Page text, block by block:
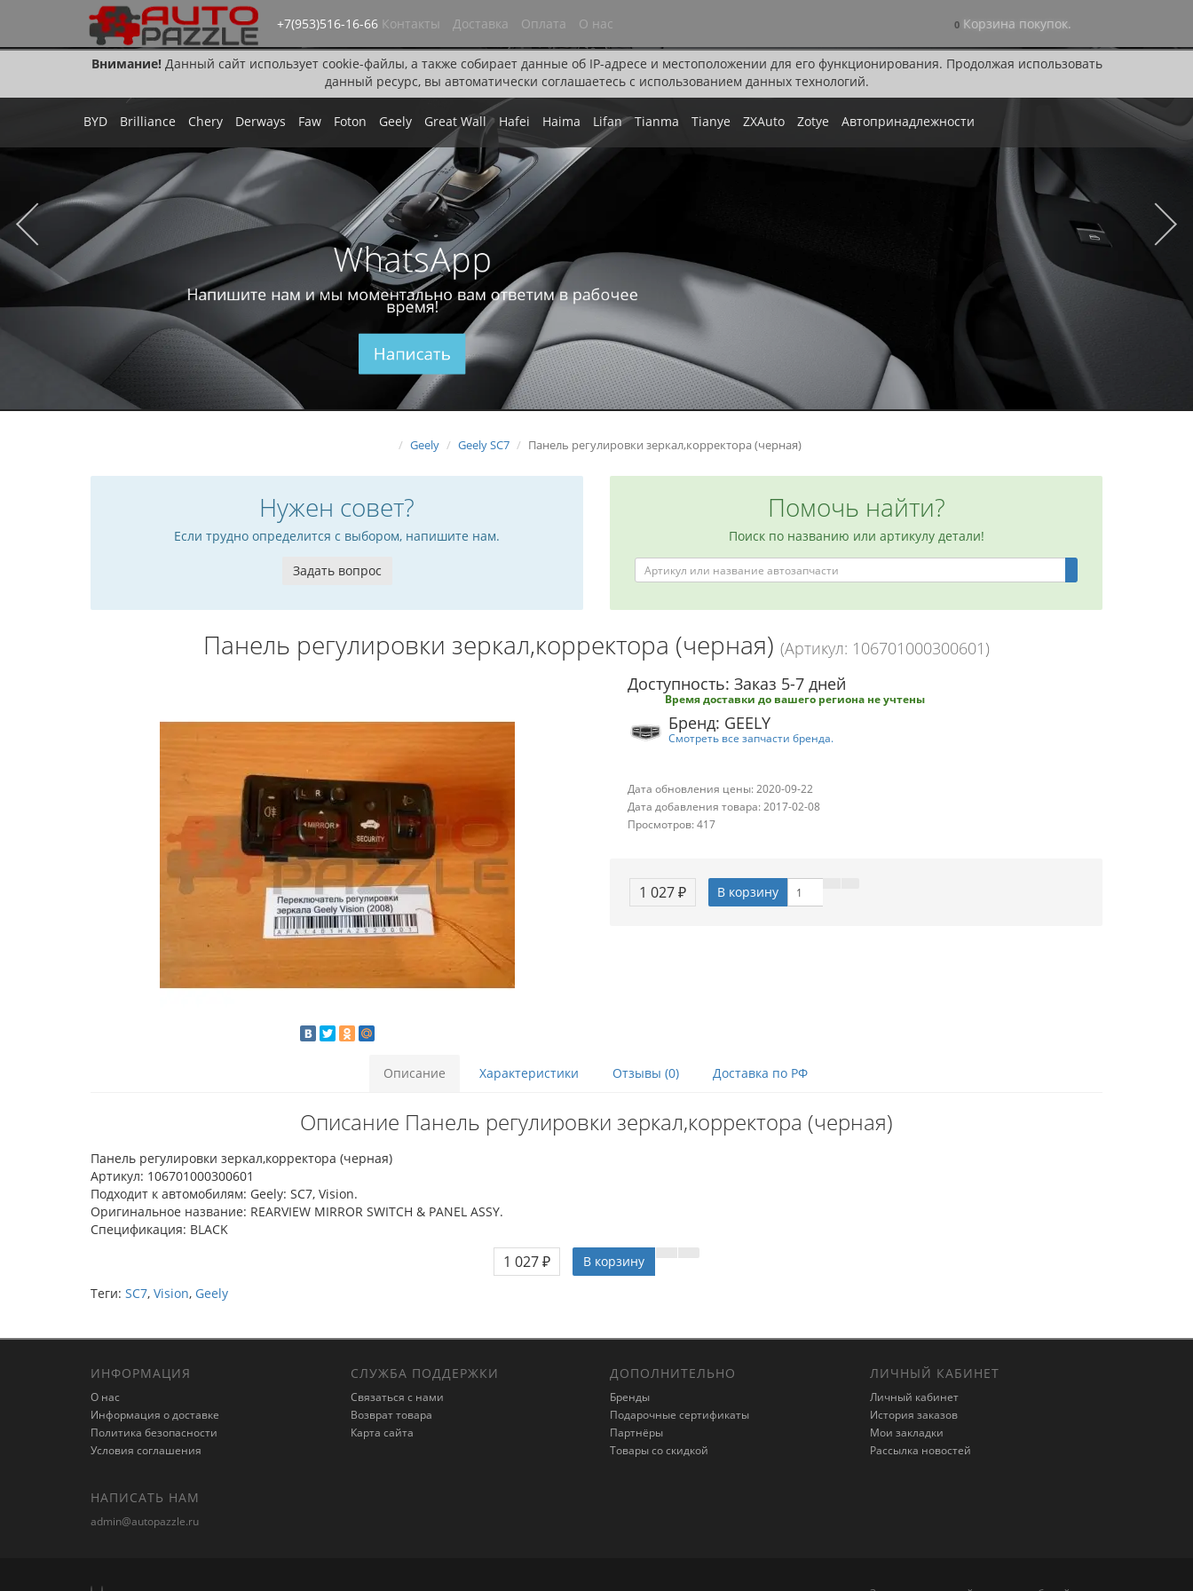
Внимание!Данный сайт использует cookie-файлы, а также собирает данные об IP-адресе и местоположении для его функционирования. Продолжая использовать
данный ресурс, вы автоматически соглашаетесь с использованием данных технологий.
+7(953)516-16-66 Контакты Доставка Оплата О нас 0 Корзина покупок.
BYD Brilliance Chery Derways Faw Foton Geely Great Wall Hafei Haima Lifan Tianma Tianye ZXAuto Zotye Автопринадлежности
WhatsApp
Напишите нам и мы моментально вам ответим в рабочее
время!
Написать
Geely Geely SC7 Панель регулировки зеркал,корректора (черная)
Нужен совет?
Если трудно определится с выбором, напишите нам.
Задать вопрос
Помочь найти?
Поиск по названию или артикулу детали!
Панель регулировки зеркал,корректора (черная) (Артикул: 106701000300601)
Доступность: Заказ 5-7 дней
Время доставки до вашего региона не учтены
Бренд: GEELY
Смотреть все запчасти бренда.
Дата обновления цены: 2020-09-22
Дата добавления товара: 2017-02-08
Просмотров: 417
1 027 ₽ В корзину
Описание Характеристики Отзывы (0) Доставка по РФ
Описание Панель регулировки зеркал,корректора (черная)
Панель регулировки зеркал,корректора (черная)
Артикул: 106701000300601
Подходит к автомобилям: Geely: SC7, Vision.
Оригинальное название: REARVIEW MIRROR SWITCH & PANEL ASSY.
Спецификация: BLACK
1 027 ₽
В корзину
Теги: SC7, Vision, Geely
ИНФОРМАЦИЯ
О нас
Информация о доставке
Политика безопасности
Условия соглашения
СЛУЖБА ПОДДЕРЖКИ
Связаться с нами
Возврат товара
Карта сайта
ДОПОЛНИТЕЛЬНО
Бренды
Подарочные сертификаты
Партнёры
Товары со скидкой
ЛИЧНЫЙ КАБИНЕТ
Личный кабинет
История заказов
Мои закладки
Рассылка новостей
НАПИСАТЬ НАМ
admin@autopazzle.ru